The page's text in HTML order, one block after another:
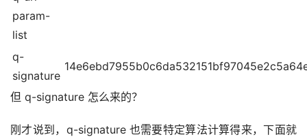
param-
list
q-
signature
但 q-signature 怎么来的？
刚才说到，q-signature 也需要特定算法计算得来，下面就